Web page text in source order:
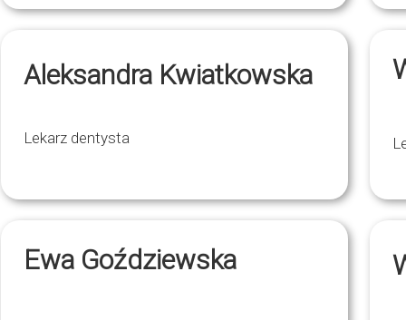
Aleksandra Kwiatkowska
Lekarz dentysta
Ewa Goździewska